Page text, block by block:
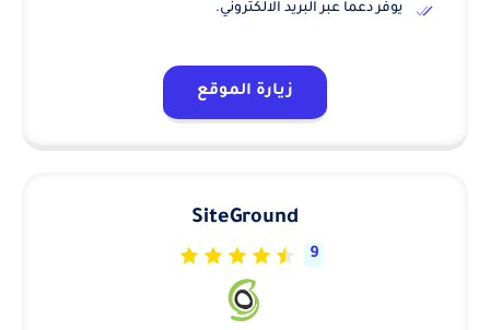
يوفر دعماً عبر البريد الالكتروني.
زيارة الموقع
SiteGround
9